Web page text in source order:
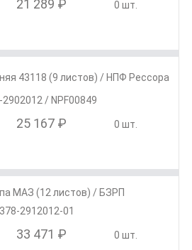
21 289 ₽ 0 шт.
43118 (9 листов) / НПФ Рессора
2902012 / NPF00849
25 167 ₽ 0 шт.
МАЗ (12 листов) / БЗРП
2912012-01
33 471 ₽ 0 шт.